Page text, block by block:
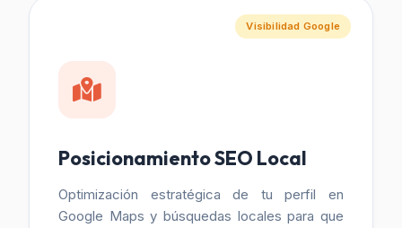
Visibilidad Google
Posicionamiento SEO Local
Optimización estratégica de tu perfil en
Google Maps y búsquedas locales para que